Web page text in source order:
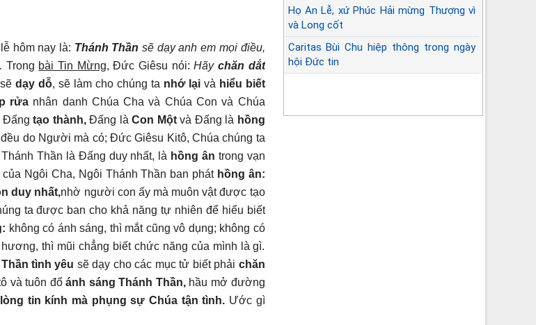
hôm nay là: Thánh Thần sẽ dạy anh em mọi điều,
Trong bài Tin Mừng, Đức Giêsu nói:Hãy chăn dắt
sẽdạy dỗ, sẽ làm cho chúng ta nhớ lạivà hiểu biết
rửa nhân danh Chúa Cha và Chúa Con và Chúa
Đấngtạo thành,Đấng làCon Mộtvà Đấng là hồng
do Người mà có; Đức Giêsu Kitô, Chúa chúng ta
Thần là Đấng duy nhất, là hồng ân trong vạn
của Ngôi Cha, Ngôi Thánh Thần ban phát hồng ân:
duy nhất,nhờ người con ấy mà muôn vật được tạo
ta được ban cho khả năng tự nhiên để hiểu biết
không có ánh sáng, thì mắt cũng vô dụng; không có
thì mũi chẳng biết chức năng của mình là gì.
tình yêu sẽ dạy cho các mục tử biết phải chăn
và tuôn đổánh sáng Thánh Thần,hầu mở đường
tin kính mà phụng sự Chúa tận tình. Ước gì
Họ An Lễ, xứ Phúc Hải mừng Thượng vì
và Long cốt
Caritas Bùi Chu hiệp thông trong ngày
hội Đức tin